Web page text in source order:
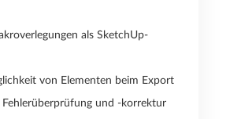
als SketchUp-
von Elementen beim Export
und -korrektur